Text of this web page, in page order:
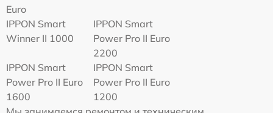
Euro
IPPON Smart
Winner II 1000
IPPON Smart
Power Pro II Euro
2200
IPPON Smart
Power Pro II Euro
1600
IPPON Smart
Power Pro II Euro
1200